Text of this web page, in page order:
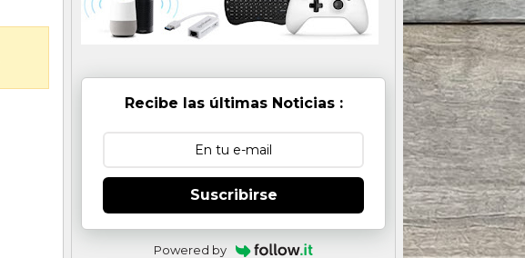
Recibe las últimas Noticias :
Suscribirse
Powered by